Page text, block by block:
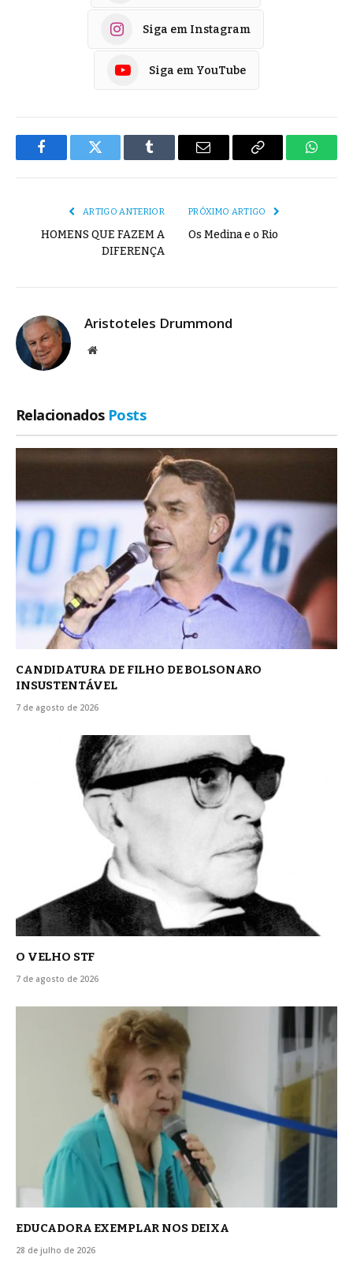
Siga em Instagram
Siga em YouTube
FacebookTwitter Tumblr
E-
Copiar
ARTIGO ANTERIOR
HOMENS QUE FAZEM A
DIFERENÇA
PRÓXIMO ARTIGO
Os Medina e o Rio
Aristoteles Drummond
Site
Relacionados Posts
CANDIDATURA DE FILHO DE BOLSONARO
INSUSTENTÁVEL
7 de agosto de 2026
O VELHO STF
7 de agosto de 2026
EDUCADORA EXEMPLAR NOS DEIXA
28 de julho de 2026